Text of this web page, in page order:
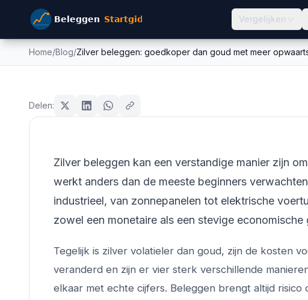
Vergelijken
Home/Blog/Zilver beleggen: goedkoper dan goud met meer
meer opwaarts pot...
Delen:
Zilver beleggen kan een verstandige manier zijn
werkt anders dan de meeste beginners
industrieel, van zonnepanelen tot elektrische
zowel een monetaire als een stevige economische
Tegelijk is zilver volatieler dan goud, zijn de kosten
veranderd en zijn er vier sterk verschillende
elkaar met echte cijfers. Beleggen brengt altijd risico